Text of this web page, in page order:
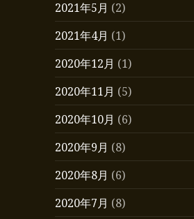
2021年5月 (2)
2021年4月 (1)
2020年12月 (1)
2020年11月 (5)
2020年10月 (6)
2020年9月 (8)
2020年8月 (6)
2020年7月 (8)